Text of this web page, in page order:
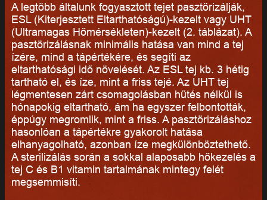
A legtöbb általunk fogyasztott tejet pasztörizálják,
ESL (Kiterjesztett Eltarthatóságú)-kezelt vagy UHT
(Ultramagas Hőmérsékleten)-kezelt (2. táblázat). A
pasztörizálásnak minimális hatása van mind a tej
ízére, mind a tápértékére, és segíti az
eltarthatósági idő növelését. Az ESL tej kb. 3 hétig
tartható el, és íze, mint a friss tejé. Az UHT tej
légmentesen zárt csomagolásban hűtés nélkül is
hónapokig eltartható, ám ha egyszer felbontották,
éppúgy megromlik, mint a friss. A pasztörizáláshoz
hasonlóan a tápértékre gyakorolt hatása
elhanyagolható, azonban íze megkülönböztethető.
A sterilizálás során a sokkal alaposabb hőkezelés a
tej C és B1 vitamin tartalmának mintegy felét
megsemmisíti.